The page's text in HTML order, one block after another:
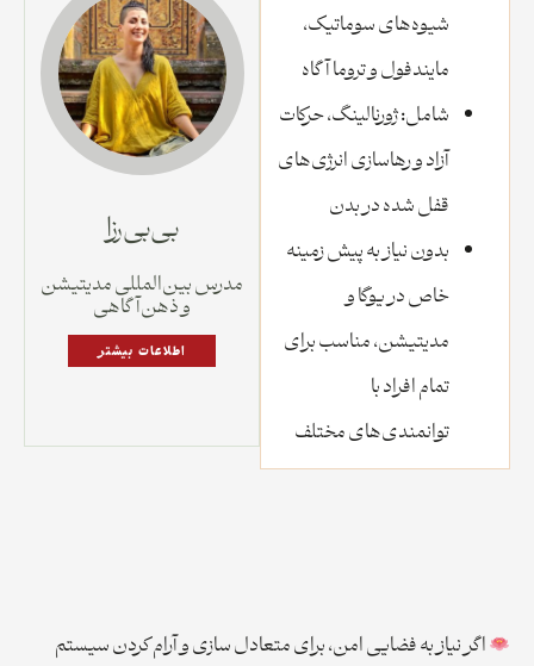
بی بی رزا
مدرس بین‌المللی مدیتیشن
و ذهن‌آگاهی
اطلاعات بیشتر
شیوه‌های سوماتیک،
مایندفول و تروما آگاه
شامل: ژورنالینگ، حرکات
آزاد و رهاسازی انرژی‌های
قفل شده در بدن
بدون نیاز به پیش زمینه
خاص در یوگا و
مدیتیشن، مناسب برای
تمام افراد با
توانمندی‌های مختلف
اگر نیاز به فضایی امن، برای متعادل سازی و آرام کردن سیستم